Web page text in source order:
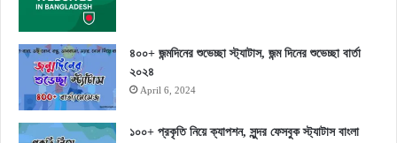
৪০০+ জন্মদিনের শুভেচ্ছা স্ট্যাটাস, জন্ম দিনের শুভেচ্ছা বার্তা
২০২৪
April 6, 2024
১০০+ প্রকৃতি নিয়ে ক্যাপশন, সুন্দর ফেসবুক স্ট্যাটাস বাংলা